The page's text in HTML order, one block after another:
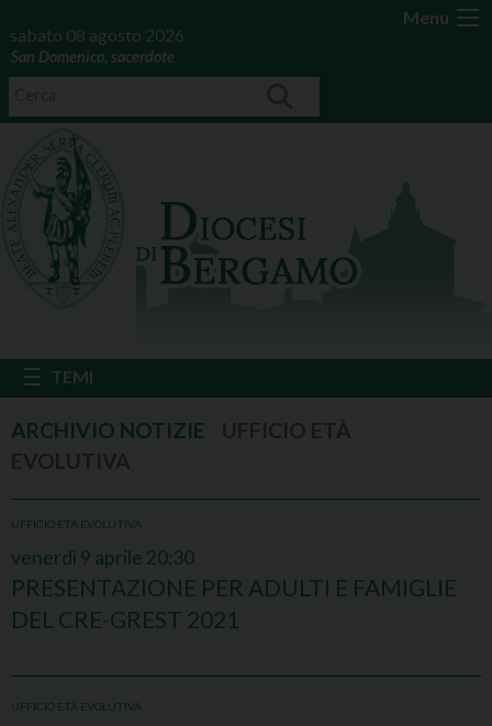
Menu
sabato 08 agosto 2026
San Domenico, sacerdote
UFFICIO ETÀ EVOLUTIVA
venerdì 9 aprile 20:30
PRESENTAZIONE PER ADULTI E FAMIGLIE
DEL CRE-GREST 2021
UFFICIO ETÀ EVOLUTIVA